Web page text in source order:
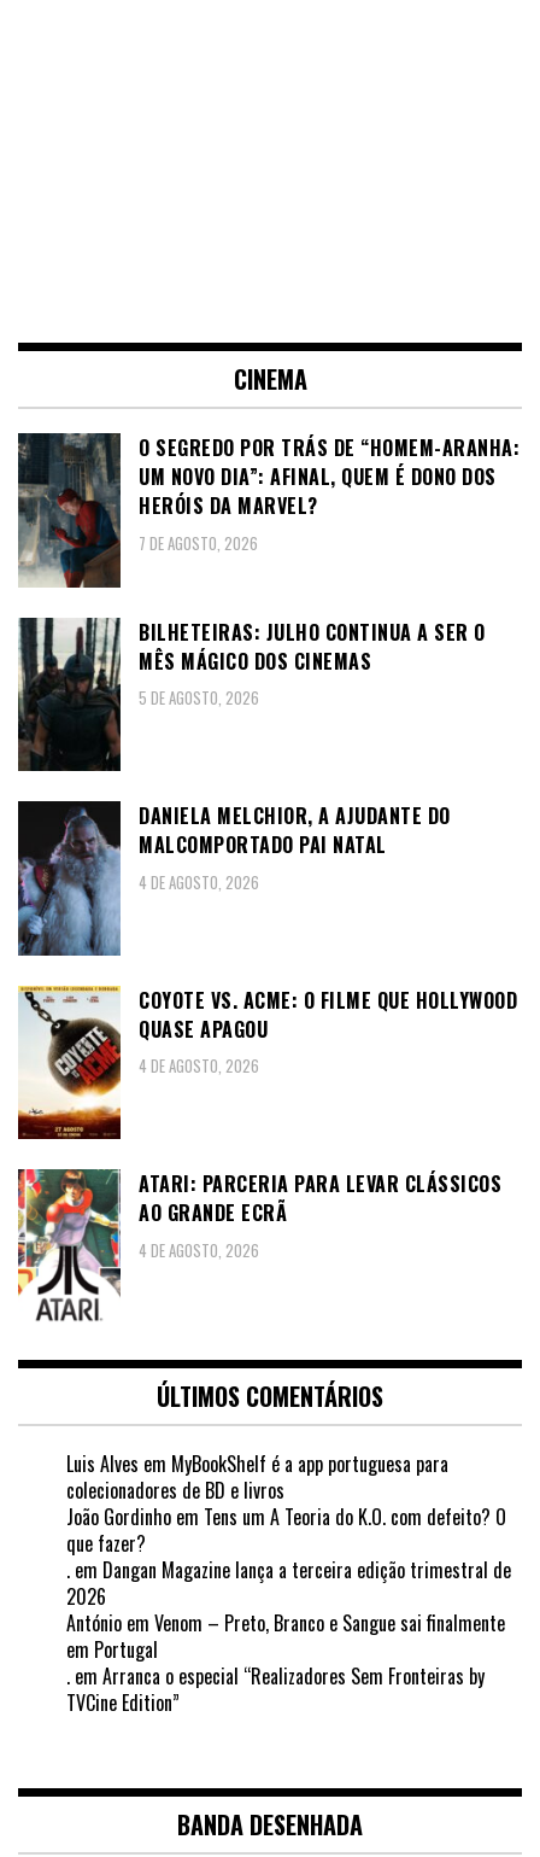
CINEMA
O SEGREDO POR TRÁS DE “HOMEM-ARANHA:
UM NOVO DIA”: AFINAL, QUEM É DONO DOS
HERÓIS DA MARVEL?
7 DE AGOSTO, 2026
BILHETEIRAS: JULHO CONTINUA A SER O
MÊS MÁGICO DOS CINEMAS
5 DE AGOSTO, 2026
DANIELA MELCHIOR, A AJUDANTE DO
MALCOMPORTADO PAI NATAL
4 DE AGOSTO, 2026
COYOTE VS. ACME: O FILME QUE HOLLYWOOD
QUASE APAGOU
4 DE AGOSTO, 2026
ATARI: PARCERIA PARA LEVAR CLÁSSICOS
AO GRANDE ECRÃ
4 DE AGOSTO, 2026
ÚLTIMOS COMENTÁRIOS
Luis Alves em MyBookShelf é a app portuguesa para
colecionadores de BD e livros
João Gordinho em Tens um A Teoria do K.O. com defeito? O
que fazer?
. em Dangan Magazine lança a terceira edição trimestral de
2026
António em Venom – Preto, Branco e Sangue sai finalmente
em Portugal
. em Arranca o especial “Realizadores Sem Fronteiras by
TVCine Edition”
BANDA DESENHADA